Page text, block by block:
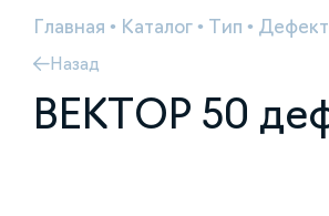
Главная • Каталог • Тип •
Назад
ВЕКТОР 50